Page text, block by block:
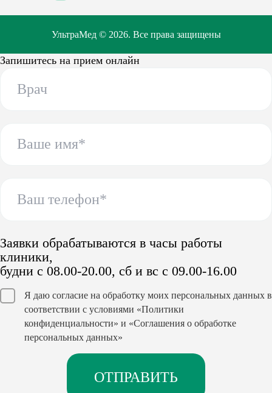
УльтраМед © 2026. Все права защищены
Запишитесь на прием онлайн
Заявки обрабатываются в часы работы
клиники,
будни с 08.00-20.00, сб и вс с 09.00-16.00
Я даю согласие на обработку моих персональных данных в
соответствии с условиями «Политики
конфиденциальности» и «Соглашения о обработке
персональных данных»